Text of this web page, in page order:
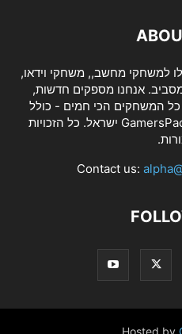
למשחקי מחשב,, משחקי וידאו,
אנחנו מספקים חדשות,
כל המשחקים הכי חמים - כולל
משחקים ישראלים.©2026 GamersPack ישראל. כל הזכויות
Contact us: